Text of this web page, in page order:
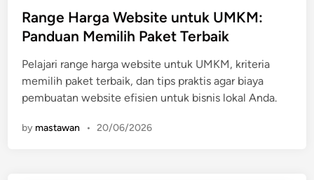
s
t
d
i
n
Range Harga Website untuk UMKM:
Panduan Memilih Paket Terbaik
Pelajari range harga website untuk UMKM, kriteria
memilih paket terbaik, dan tips praktis agar biaya
pembuatan website efisien untuk bisnis lokal Anda.
by mastawan • 20/06/2026